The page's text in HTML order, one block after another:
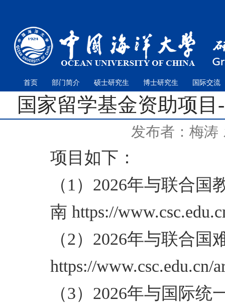
首页 部门简介 硕士研究生 博士研究生 国际交流
国家留学基金资助项
发布者：梅涛
项目如下：
（1）2026年与联合
南 https://
（2）2026年与联合
https://www.csc.edu.cn/
（3）2026年与国际